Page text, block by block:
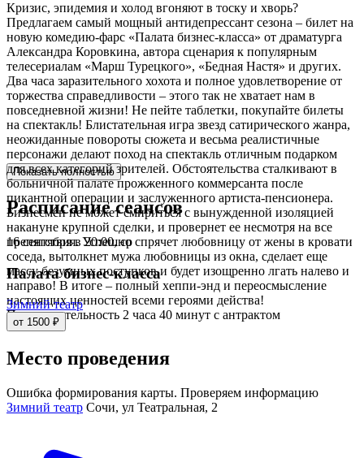
Кризис, эпидемия и холод вгоняют в тоску и хворь?
Предлагаем самый мощный антидепрессант сезона – билет на
новую комедию-фарс «Палата бизнес-класса» от драматурга
Александра Коровкина, автора сценария к популярным
телесериалам «Марш Турецкого», «Бедная Настя» и других.
Два часа заразительного хохота и полное удовлетворение от
торжества справедливости – этого так не хватает нам в
повседневной жизни! Не пейте таблетки, покупайте билеты
на спектакль! Блистательная игра звезд сатирического жанра,
неожиданные повороты сюжета и весьма реалистичные
персонажи делают поход на спектакль отличным подарком
для всех категорий зрителей. Обстоятельства сталкивают в
больничной палате прожженного коммерсанта после
пикантной операции и заслуженного артиста-пенсионера.
Бизнесмен не может смириться с вынужденной изоляцией
накануне крупной сделки, и провернет ее несмотря на все
препятствия. Успешно спрячет любовницу от жены в кровати
соседа, вытолкнет мужа любовницы из окна, сделает еще
массу безумных поступков и будет изощренно лгать налево и
направо! В итоге – полный хеппи-энд и переосмысление
настоящих ценностей всеми героями действа!
Продолжительность 2 часа 40 минут с антрактом
Показать полностью
Расписание сеансов
16 сентября в 20:00, ср
Палата бизнес-класса
Зимний театр
от 1500 ₽
Место проведения
Ошибка формирования карты. Проверяем информацию
Зимний театр Сочи, ул Театральная, 2